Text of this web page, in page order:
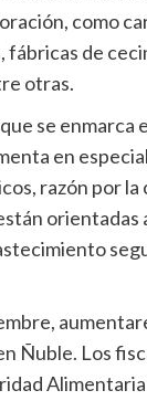
como
fábricas de
otras.
se enmarca
en
razón por la
orientadas
Ñuble. Los